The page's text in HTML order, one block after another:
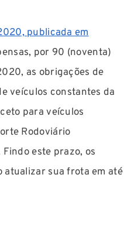
publicada em
por 90 (noventa)
as obrigações de
veículos constantes da
para veículos
Rodoviário
este prazo, os
sua frota em até